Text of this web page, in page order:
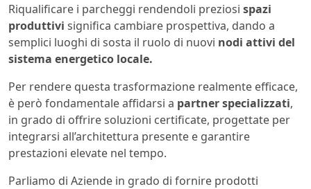
Riqualificare i parcheggi rendendoli preziosi spazi
produttivi significa cambiare prospettiva, dando a
semplici luoghi di sosta il ruolo di nuovi nodi attivi del
sistema energetico locale.
Per rendere questa trasformazione realmente efficace,
è però fondamentale affidarsi a partner specializzati,
in grado di offrire soluzioni certificate, progettate per
integrarsi all’architettura presente e garantire
prestazioni elevate nel tempo.
Parliamo di Aziende in grado di fornire prodotti